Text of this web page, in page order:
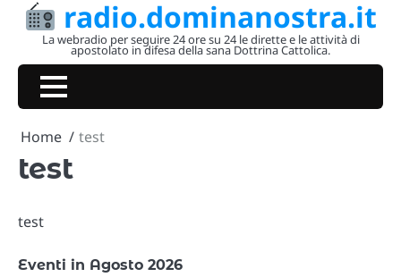
Skip
radio.dominanostra.it
La webradio per seguire 24 ore su 24 le dirette e le attività di
apostolato in difesa della sana Dottrina Cattolica.
Home test
test
test
Eventi in Agosto 2026